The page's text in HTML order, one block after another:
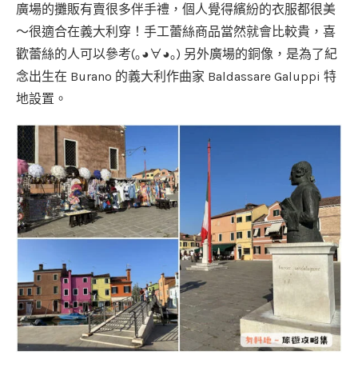
廣場的攤販有賣很多伴手禮，個人覺得繽紛的衣服都很美
～很適合在義大利穿！手工蕾絲商品當然就會比較貴，喜
歡蕾絲的人可以參考(｡◕∀◕｡) 另外廣場的銅像，是為了紀
念出生在 Burano 的義大利作曲家 Baldassare Galuppi 特
地設置。